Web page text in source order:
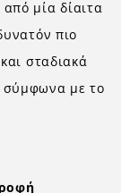
μία δίαιτα
πιο
σταδιακά
σύμφωνα με το